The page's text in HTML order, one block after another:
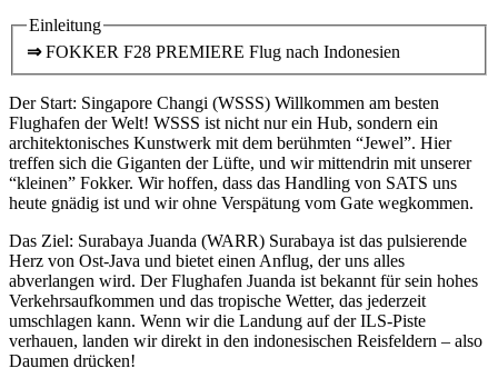
Einleitung
⇒FOKKER F28 PREMIERE Flug nach Indonesien
Der Start: Singapore Changi (WSSS) Willkommen am besten
Flughafen der Welt! WSSS ist nicht nur ein Hub, sondern ein
architektonisches Kunstwerk mit dem berühmten “Jewel”. Hier
treffen sich die Giganten der Lüfte, und wir mittendrin mit unserer
“kleinen” Fokker. Wir hoffen, dass das Handling von SATS uns
heute gnädig ist und wir ohne Verspätung vom Gate wegkommen.
Das Ziel: Surabaya Juanda (WARR) Surabaya ist das pulsierende
Herz von Ost-Java und bietet einen Anflug, der uns alles
abverlangen wird. Der Flughafen Juanda ist bekannt für sein hohes
Verkehrsaufkommen und das tropische Wetter, das jederzeit
umschlagen kann. Wenn wir die Landung auf der ILS-Piste
verhauen, landen wir direkt in den indonesischen Reisfeldern – also
Daumen drücken!